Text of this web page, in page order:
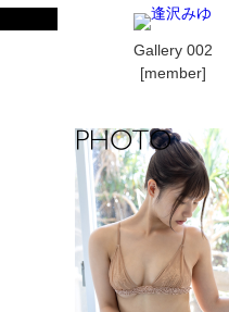
Gallery 002
[member]